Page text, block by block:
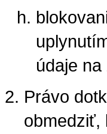
údaje
Právo
obmedziť,